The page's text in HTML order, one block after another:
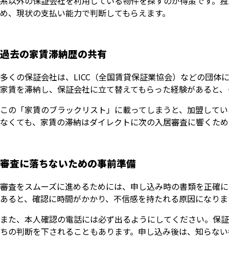
め、現状の支払い能力で判断してもらえます。
過去の家賃滞納歴の共有
多くの保証会社は、LICC（全国賃貸保証業協会）などの団
家賃を滞納し、保証会社に立て替えてもらった経験があると
この「家賃のブラックリスト」に載ってしまうと、加盟して
なくても、家賃の滞納はダイレクトに次の入居審査に響くた
審査に落ちないための事前準備
審査をスムーズに進めるためには、申し込み時の書類を正確
あると、確認に時間がかかり、不信感を持たれる原因になり
また、本人確認の電話には必ず出るようにしてください。保
ちの判断を下されることもあります。申し込み後は、知らな